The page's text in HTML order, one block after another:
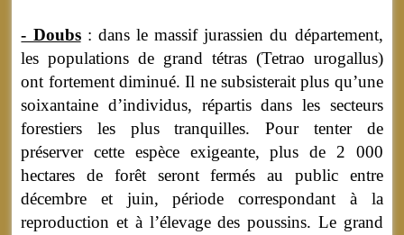
- Doubs: dans le massif jurassien du département,
les populations de grand tétras (Tetrao urogallus)
ont fortement diminué. Il ne subsisterait plus qu’une
soixantaine d’individus, répartis dans les secteurs
forestiers les plus tranquilles. Pour tenter de
préserver cette espèce exigeante, plus de 2 000
hectares de forêt seront fermés au public entre
décembre et juin, période correspondant à la
reproduction et à l’élevage des poussins. Le grand